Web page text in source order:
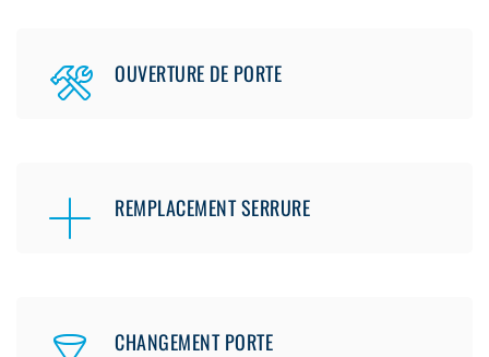
OUVERTURE DE PORTE
REMPLACEMENT SERRURE
CHANGEMENT PORTE